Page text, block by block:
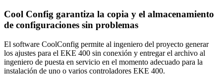
Cool Config garantiza la copia y el almacenamiento
de configuraciones sin problemas
El software CoolConfig permite al ingeniero del proyecto generar
los ajustes para el EKE 400 sin conexión y entregar el archivo al
ingeniero de puesta en servicio en el momento adecuado para la
instalación de uno o varios controladores EKE 400.